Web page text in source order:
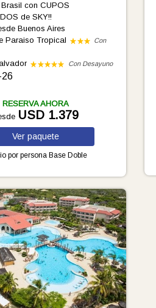
con CUPOS
de SKY!!
Buenos Aires
Paraiso Tropical
Con
Con Desayuno
RESERVA AHORA
USD 1.379
Verpaquete
por persona Base Doble